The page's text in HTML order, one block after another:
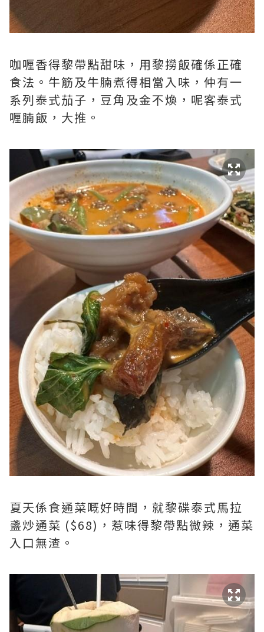
咖喱香得黎帶點甜味，用黎撈飯確係正確
食法。牛筋及牛腩煮得相當入味，仲有一
系列泰式茄子，豆角及金不煥，呢客泰式
喱腩飯，大推。
夏天係食通菜嘅好時間，就黎碟泰式馬拉
盞炒通菜 ($68)，惹味得黎帶點微辣，通菜
入口無渣。